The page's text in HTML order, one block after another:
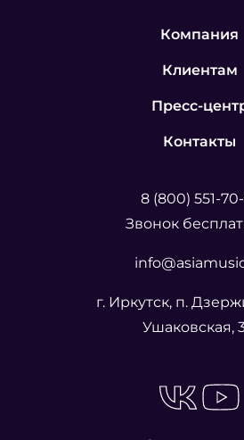
Компания
Клиентам
Пресс-
Контакты
8 (800) 551-
Звонок
г. Иркутск, п.
Ушаковская,